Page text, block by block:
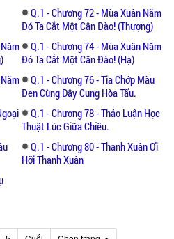
Q.1 - Chương 72 - Mùa Xuân Năm
Đó Ta Cắt Một Cân Đào! (Thượng)
Q.1 - Chương 74 - Mùa Xuân Năm
Đó Ta Cắt Một Cân Đào! (Hạ)
Q.1 - Chương 76 - Tia Chớp Màu
Đen Cùng Dây Cung Hòa Tấu.
Q.1 - Chương 78 - Thảo Luận Học
Thuật Lúc Giữa Chiều.
Q.1 - Chương 80 - Thanh Xuân Ơi
Hỡi Thanh Xuân